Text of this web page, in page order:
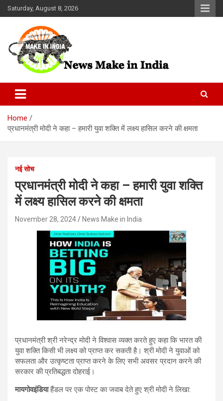
Skip
to
Saturday, August 8, 2026
News Make In india
Home
प्रधानमंत्री मोदी ने कहा – हमारी युवा शक्ति में लक्ष्य हासिल करने की क्षमता
नई सोच
प्रधानमंत्री मोदी ने कहा – हमारी युवा शक्ति
में लक्ष्य हासिल करने की क्षमता
November 28, 2024 News Make in India
प्रधानमंत्री श्री नरेन्द्र मोदी ने विश्वास व्यक्त करते हुए कहा कि भारत की
युवा शक्ति किसी भी लक्ष्य को प्राप्त कर सकती है। श्री मोदी ने युवाओं को
सफलता और उत्कृष्टता प्राप्त करने के लिए सभी अवसर प्रदान करने की
सरकार की प्रतिबद्धता दोहराई।
मायगोवइंडियाहैंडल पर एक पोस्ट का जवाब देते हुए श्री मोदी ने लिखा: